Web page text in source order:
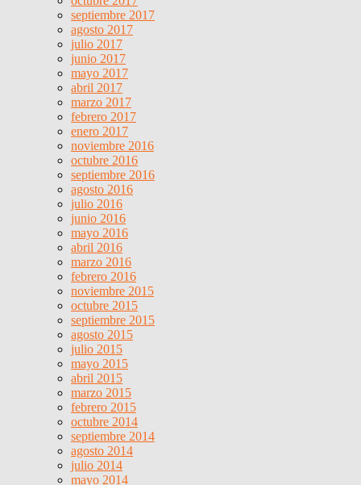
septiembre 2017
agosto 2017
julio 2017
junio 2017
mayo 2017
abril 2017
marzo 2017
febrero 2017
enero 2017
noviembre 2016
octubre 2016
septiembre 2016
agosto 2016
julio 2016
junio 2016
mayo 2016
abril 2016
marzo 2016
febrero 2016
noviembre 2015
octubre 2015
septiembre 2015
agosto 2015
julio 2015
mayo 2015
abril 2015
marzo 2015
febrero 2015
octubre 2014
septiembre 2014
agosto 2014
julio 2014
mayo 2014